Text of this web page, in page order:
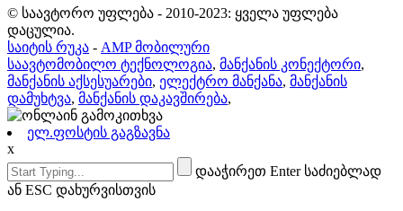
© საავტორო უფლება - 2010-2023: ყველა უფლება
დაცულია.
საიტის რუკა - AMP მობილური
საავტომობილო ტექნოლოგია, მანქანის კონექტორი,
მანქანის აქსესუარები, ელექტრო მანქანა, მანქანის
დამუხტვა, მანქანის დაკავშირება,
ელ.ფოსტის გაგზავნა
x
დააჭირეთ Enter საძიებლად
ან ESC დახურვისთვის